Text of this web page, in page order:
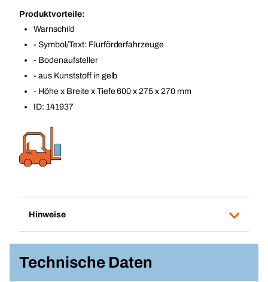
Produktvorteile:
Warnschild
- Symbol/Text: Flurförderfahrzeuge
- Bodenaufsteller
- aus Kunststoff in gelb
- Höhe x Breite x Tiefe 600 x 275 x 270 mm
ID: 141937
Hinweise
Technische Daten